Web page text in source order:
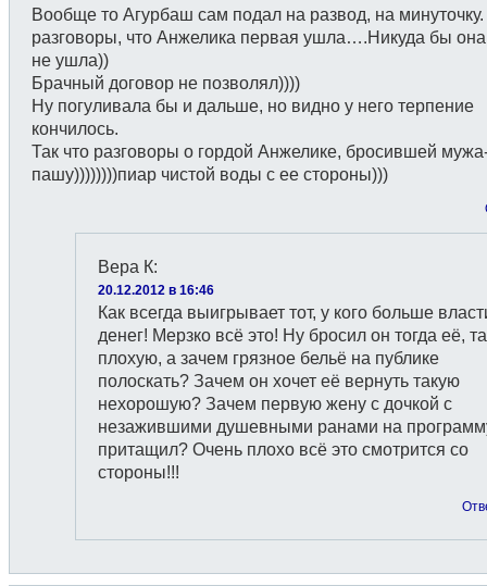
Вообще то Агурбаш сам подал на развод, на минуточку.
разговоры, что Анжелика первая ушла….Никуда бы
не ушла))
Брачный договор не позволял))))
Ну погуливала бы и дальше, но видно у него терпение
кончилось.
Так что разговоры о гордой Анжелике, бросившей
пашу))))))))пиар чистой воды с ее стороны)))
Вера К:
20.12.2012 в 16:46
Как всегда выигрывает тот, у кого больше
денег! Мерзко всё это! Ну бросил он тогда её,
плохую, а зачем грязное бельё на публике
полоскать? Зачем он хочет её вернуть такую
нехорошую? Зачем первую жену с дочкой с
незажившими душевными ранами на
притащил? Очень плохо всё это смотрится со
стороны!!!